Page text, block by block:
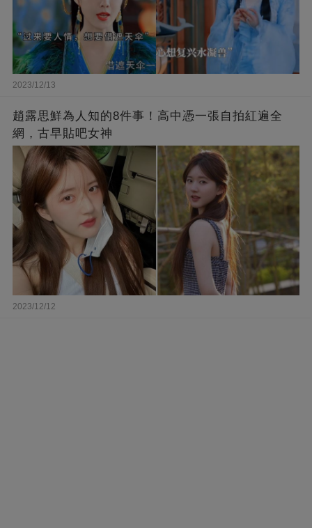
2023/12/13
趙露思鮮為人知的8件事！高中憑一張自拍紅遍全
網，古早貼吧女神
2023/12/12